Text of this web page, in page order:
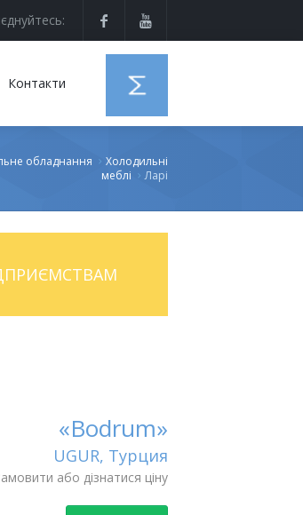
Контакти
обладнання
Холодильні
меблі
Ларі
«Bodrum»
UGUR, Турция
або дізнатися ціну